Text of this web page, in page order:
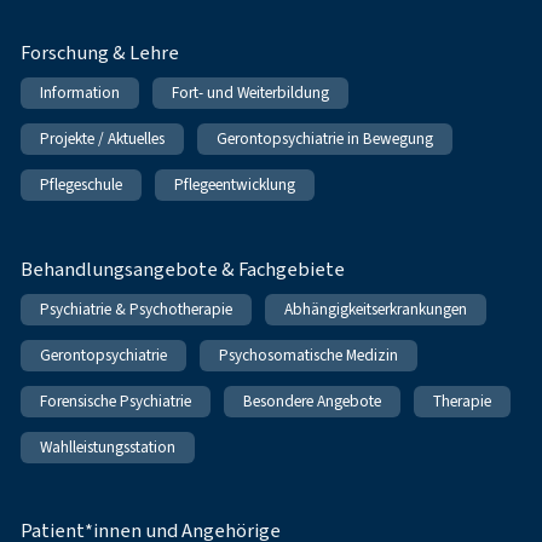
Forschung & Lehre
Information Fort- und Weiterbildung
Projekte / Aktuelles Gerontopsychiatrie in Bewegung
Pflegeschule Pflegeentwicklung
Behandlungsangebote & Fachgebiete
Psychiatrie & Psychotherapie Abhängigkeitserkrankungen
Gerontopsychiatrie Psychosomatische Medizin
Forensische Psychiatrie Besondere Angebote Therapie
Wahlleistungsstation
Patient*innen und Angehörige